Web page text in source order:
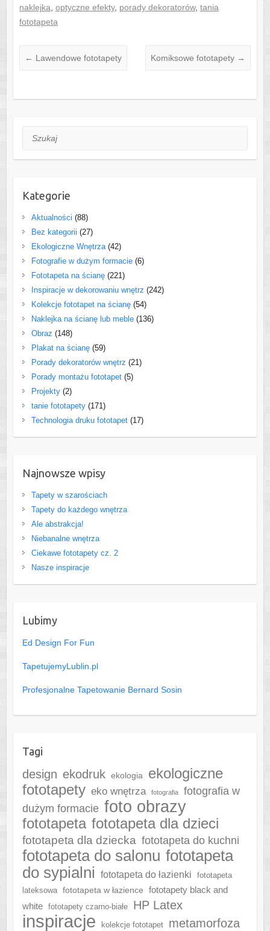
naklejka optyczne efekty, porady dekoratorów, tania
fototapeta
← Lawendowe fototapety Komiksowe fototapety →
Szukaj
Kategorie
Aktualności (88)
Bez kategorii (27)
Ekologiczne Wnętrza(42)
Fotografie w dużym formacie(6)
Fototapeta na ścianę(221)
Inspiracje w dekorowaniu wnętrz (242)
Kolekcje fototapet na ścianę(54)
Naklejka na ścianę lub meble(136)
Obraz (148)
Plakat na ścianę(59)
Porady dekoratorów wnętrz (21)
Porady montażu fototapet(5)
Projekty(2)
tanie fototapety(171)
Technologia druku fototapet(17)
Najnowsze wpisy
Tapety w szarościach
Tapety do każdego wnętrza
Ale abstrakcja!
Niebanalne wnętrza
Ciekawe fototapety cz. 2
Nasze inspiracje
Lubimy
Ed Design For Fun
TapetujemyLublin.pl
Profesjonalne Tapetowanie Bernard Sosin
Tagi
design ekodruk ekologia
ekologiczne
fototapety eko wnętrza fotografia
fotografia w
dużym formacie foto obrazy
fototapeta fototapeta dla dzieci
fototapeta dla dziecka fototapeta do kuchni
fototapeta do salonu fototapeta
do sypialni
fototapeta do łazienki
fototapeta
lateksowa
fototapeta w łazience
fototapety black and
white
fototapety czarno-białe HP Latex
inspiracje kolekcje fototapet metamorfoza